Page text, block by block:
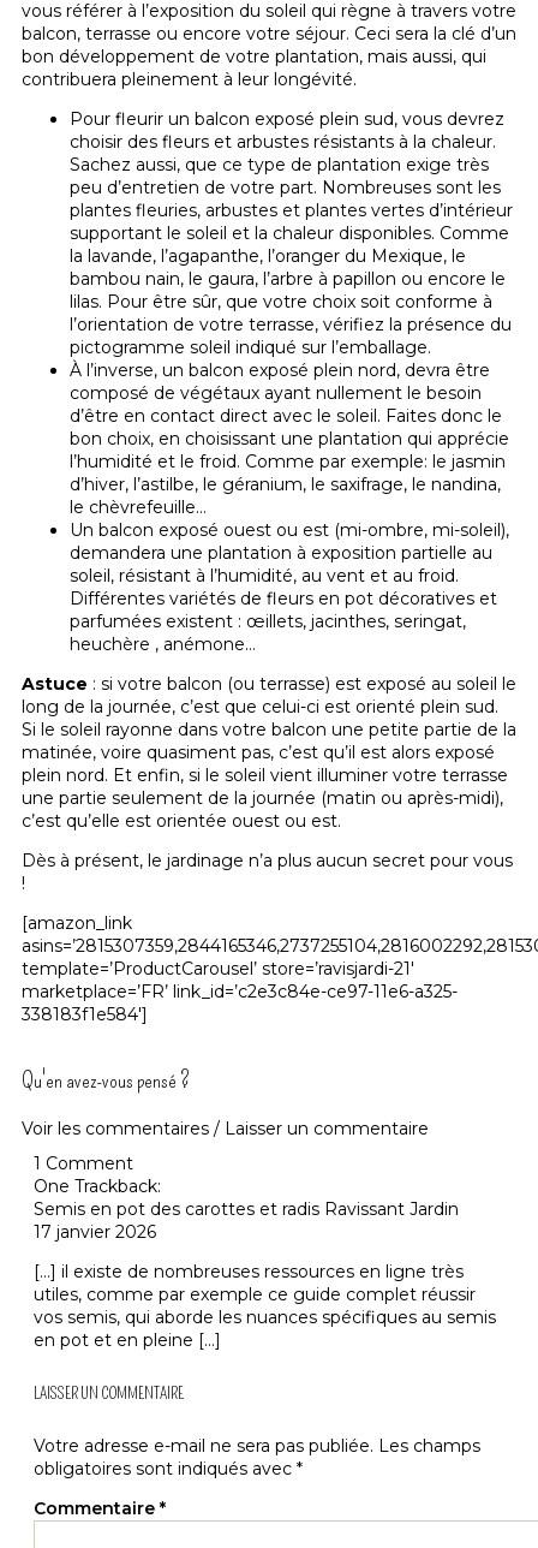
vous référer à l’exposition du soleil qui règne à travers votre
balcon, terrasse ou encore votre séjour. Ceci sera la clé d’un
bon développement de votre plantation, mais aussi, qui
contribuera pleinement à leur longévité.
Pour fleurir un balcon exposé plein sud, vous devrez
choisir des fleurs et arbustes résistants à la chaleur.
Sachez aussi, que ce type de plantation exige très
peu d’entretien de votre part. Nombreuses sont les
plantes fleuries, arbustes et plantes vertes d’intérieur
supportant le soleil et la chaleur disponibles. Comme
la lavande, l’agapanthe, l’oranger du Mexique, le
bambou nain, le gaura, l’arbre à papillon ou encore le
lilas. Pour être sûr, que votre choix soit conforme à
l’orientation de votre terrasse, vérifiez la présence du
pictogramme soleil indiqué sur l’emballage.
À l’inverse, un balcon exposé plein nord, devra être
composé de végétaux ayant nullement le besoin
d’être en contact direct avec le soleil. Faites donc le
bon choix, en choisissant une plantation qui apprécie
l’humidité et le froid. Comme par exemple: le jasmin
d’hiver, l’astilbe, le géranium, le saxifrage, le nandina,
le chèvrefeuille…
Un balcon exposé ouest ou est (mi-ombre, mi-soleil),
demandera une plantation à exposition partielle au
soleil, résistant à l’humidité, au vent et au froid.
Différentes variétés de fleurs en pot décoratives et
parfumées existent : œillets, jacinthes, seringat,
heuchère , anémone…
Astuce : si votre balcon (ou terrasse) est exposé au soleil le
long de la journée, c’est que celui-ci est orienté plein sud.
Si le soleil rayonne dans votre balcon une petite partie de la
matinée, voire quasiment pas, c’est qu’il est alors exposé
plein nord. Et enfin, si le soleil vient illuminer votre terrasse
une partie seulement de la journée (matin ou après-midi),
c’est qu’elle est orientée ouest ou est.
Dès à présent, le jardinage n’a plus aucun secret pour vous
!
[amazon_link
template=’ProductCarousel’ store=’ravisjardi-21′
marketplace=’FR’ link_id=’c2e3c84e-ce97-11e6-a325-
338183f1e584′]
Qu'en avez-vous pensé ?
Voir les commentaires / Laisser un commentaire
1 Comment
One Trackback:
Semis en pot des carottes et radis Ravissant Jardin
17 janvier 2026
[…] il existe de nombreuses ressources en ligne très
utiles, comme par exemple ce guide complet réussir
vos semis, qui aborde les nuances spécifiques au semis
en pot et en pleine […]
LAISSER UN COMMENTAIRE
Votre adresse e-mail ne sera pas publiée. Les champs
obligatoires sont indiqués avec *
Commentaire *